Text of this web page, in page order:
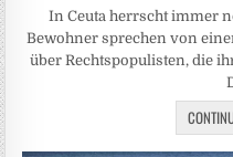
In Ceuta herrscht immer
Bewohner sprechen von
über Rechtspopulisten, die